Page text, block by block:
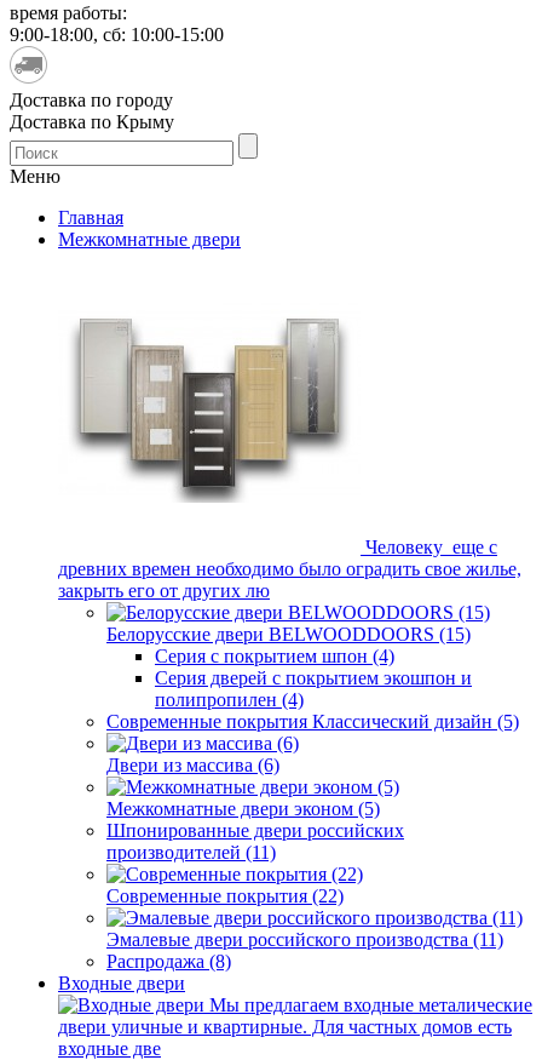
время работы:
9:00-18:00, сб: 10:00-15:00
Доставка по городу
Доставка по Крыму
Меню
Главная
Межкомнатные двери
Человеку еще с
древних времен необходимо было оградить свое жилье,
закрыть его от других лю
Белорусские двери BELWOODDOORS (15)
Серия с покрытием шпон (4)
Серия дверей с покрытием экошпон и
полипропилен (4)
Современные покрытия Классический дизайн (5)
Двери из массива (6)
Межкомнатные двери эконом (5)
Шпонированные двери российских
производителей (11)
Современные покрытия (22)
Эмалевые двери российского производства (11)
Распродажа (8)
Входные двери
Мы предлагаем входные металические
двери уличные и квартирные. Для частных домов есть
входные две